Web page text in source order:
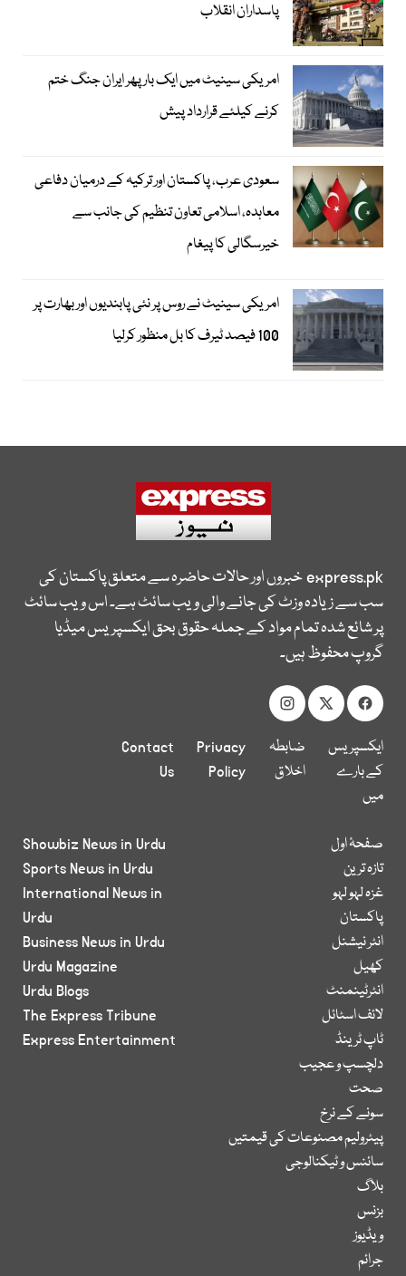
پاسداران انقلاب
امریکی سینیٹ میں ایک بار پھر ایران جنگ ختم
کرنے کیلئے قرارداد پیش
سعودی عرب، پاکستان اور ترکیہ کے درمیان دفاعی
معاہدہ، اسلامی تعاون تنظیم کی جانب سے
خیرسگالی کا پیغام
امریکی سینیٹ نے روس پر نئی پابندیوں اور بھارت پر
100 فیصد ٹیرف کا بل منظور کرلیا
express.pkخبروں اور حالات حاضرہ سے متعلق پاکستان کی
سب سے زیادہ وزٹ کی جانے والی ویب سائٹ ہے۔ اس ویب سائٹ
پر شائع شدہ تمام مواد کے جملہ حقوق بحق ایکسپریس میڈیا
گروپ محفوظ ہیں۔
ایکسپریس
کے بارے
میں
ضابطہ
اخلاق
Privacy
Policy
Contact
Us
صفحۂ اول
تازہ ترین
غزہ لہو لہو
پاکستان
انٹر نیشنل
کھیل
انٹرٹینمنٹ
لائف اسٹائل
ٹاپ ٹرینڈ
دلچسپ و عجیب
صحت
سونے کے نرخ
پیٹرولیم مصنوعات کی قیمتیں
سائنس و ٹیکنالوجی
بلاگ
بزنس
ویڈیوز
جرائم
Showbiz News in Urdu
Sports News in Urdu
International News in
Urdu
Business News in Urdu
Urdu Magazine
Urdu Blogs
The Express Tribune
Express Entertainment